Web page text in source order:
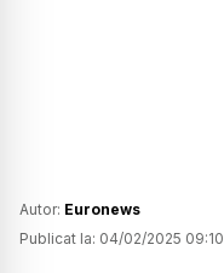
Autor: Euronews
Publicat la: 04/02/2025 09:10